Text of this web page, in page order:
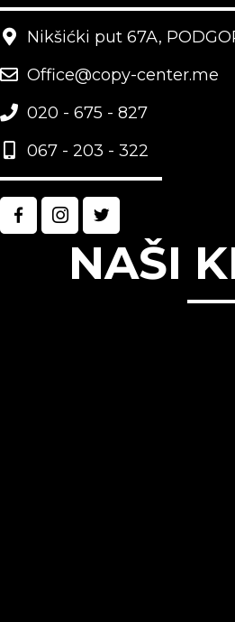
Nikšićki put 67A,
Office@copy-center.me
020 - 675 - 827
067 - 203 - 322
NAŠI